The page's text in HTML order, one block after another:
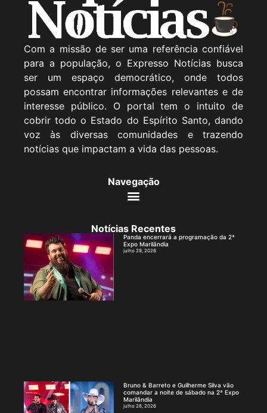
Com a missão de ser uma referência confiável
para a população, o Expresso Notícias busca
ser um espaço democrático, onde todos
possam encontrar informações relevantes e de
interesse público. O portal tem o intuito de
cobrir todo o Estado do Espírito Santo, dando
voz às diversas comunidades e trazendo
notícias que impactam a vida das pessoas.
Navegação
Notícias Recentes
Panda encerrará a programação da 2ª
Expo Marilândia
julho 29, 2026
Bruno & Barreto e Guilherme Silva vão
comandar a noite de sábado na 2ª Expo
Marilândia
julho 28, 2026